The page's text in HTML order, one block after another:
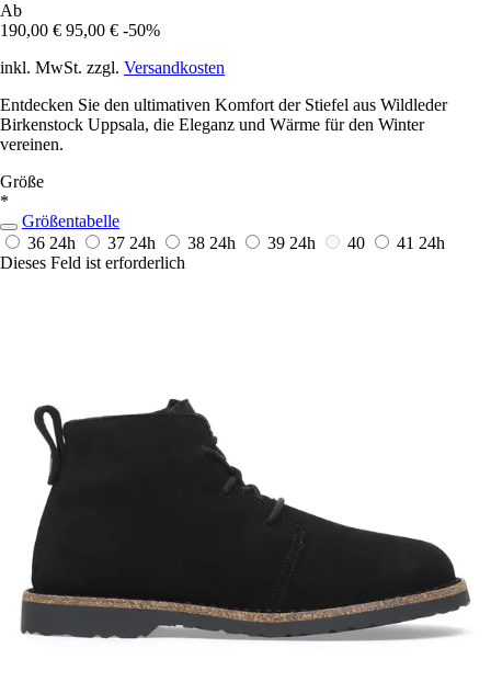
Ab
190,00 € 95,00 € -50%
inkl. MwSt. zzgl. Versandkosten
Entdecken Sie den ultimativen Komfort der Stiefel aus Wildleder
Birkenstock Uppsala, die Eleganz und Wärme für den Winter
vereinen.
Größe
*
Größentabelle
36 24h 37 24h 38 24h 39 24h 40 41 24h
Dieses Feld ist erforderlich